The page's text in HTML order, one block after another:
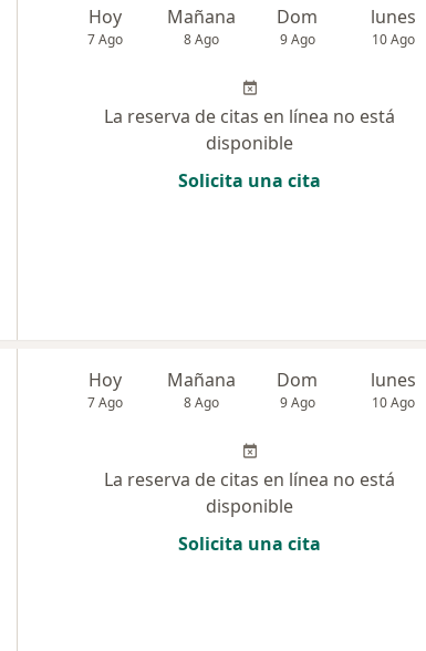
Hoy
7 Ago
Mañana
8 Ago
Dom
9 Ago
lunes
10 Ago
La reserva de citas en línea no está
disponible
Solicita una cita
Hoy
7 Ago
Mañana
8 Ago
Dom
9 Ago
lunes
10 Ago
La reserva de citas en línea no está
disponible
Solicita una cita